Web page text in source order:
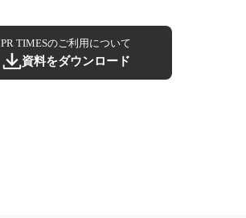
PR TIMESのご利用について
資料をダウンロード